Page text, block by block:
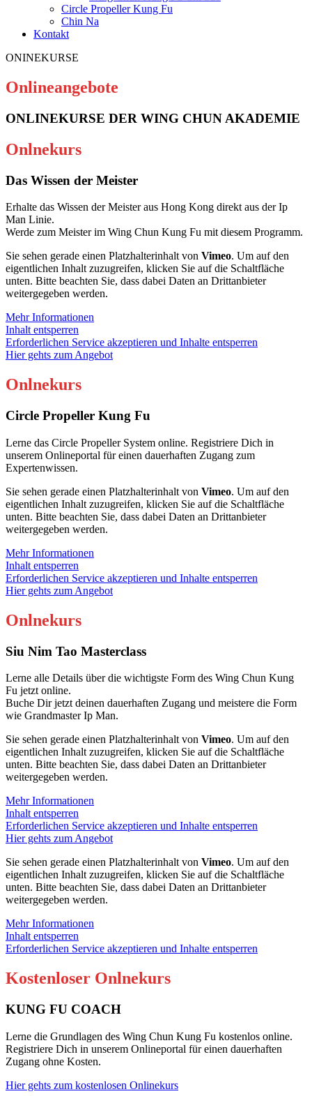
Circle Propeller Kung Fu
Chin Na
Kontakt
ONINEKURSE
Onlineangebote
ONLINEKURSE DER WING CHUN AKADEMIE
Onlnekurs
Das Wissen der Meister
Erhalte das Wissen der Meister aus Hong Kong direkt aus der Ip
Man Linie.
Werde zum Meister im Wing Chun Kung Fu mit diesem Programm.
Sie sehen gerade einen Platzhalterinhalt von Vimeo. Um auf den
eigentlichen Inhalt zuzugreifen, klicken Sie auf die Schaltfläche
unten. Bitte beachten Sie, dass dabei Daten an Drittanbieter
weitergegeben werden.
Mehr Informationen
Inhalt entsperren
Erforderlichen Service akzeptieren und Inhalte entsperren
Hier gehts zum Angebot
Onlnekurs
Circle Propeller Kung Fu
Lerne das Circle Propeller System online. Registriere Dich in
unserem Onlineportal für einen dauerhaften Zugang zum
Expertenwissen.
Sie sehen gerade einen Platzhalterinhalt von Vimeo. Um auf den
eigentlichen Inhalt zuzugreifen, klicken Sie auf die Schaltfläche
unten. Bitte beachten Sie, dass dabei Daten an Drittanbieter
weitergegeben werden.
Mehr Informationen
Inhalt entsperren
Erforderlichen Service akzeptieren und Inhalte entsperren
Hier gehts zum Angebot
Onlnekurs
Siu Nim Tao Masterclass
Lerne alle Details über die wichtigste Form des Wing Chun Kung
Fu jetzt online.
Buche Dir jetzt deinen dauerhaften Zugang und meistere die Form
wie Grandmaster Ip Man.
Sie sehen gerade einen Platzhalterinhalt von Vimeo. Um auf den
eigentlichen Inhalt zuzugreifen, klicken Sie auf die Schaltfläche
unten. Bitte beachten Sie, dass dabei Daten an Drittanbieter
weitergegeben werden.
Mehr Informationen
Inhalt entsperren
Erforderlichen Service akzeptieren und Inhalte entsperren
Hier gehts zum Angebot
Sie sehen gerade einen Platzhalterinhalt von Vimeo. Um auf den
eigentlichen Inhalt zuzugreifen, klicken Sie auf die Schaltfläche
unten. Bitte beachten Sie, dass dabei Daten an Drittanbieter
weitergegeben werden.
Mehr Informationen
Inhalt entsperren
Erforderlichen Service akzeptieren und Inhalte entsperren
Kostenloser Onlnekurs
KUNG FU COACH
Lerne die Grundlagen des Wing Chun Kung Fu kostenlos online.
Registriere Dich in unserem Onlineportal für einen dauerhaften
Zugang ohne Kosten.
Hier gehts zum kostenlosen Onlinekurs